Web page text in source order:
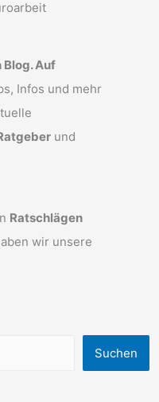
Blog. Auf
Infos und mehr
und
Ratschlägen
wir unsere
Suchen